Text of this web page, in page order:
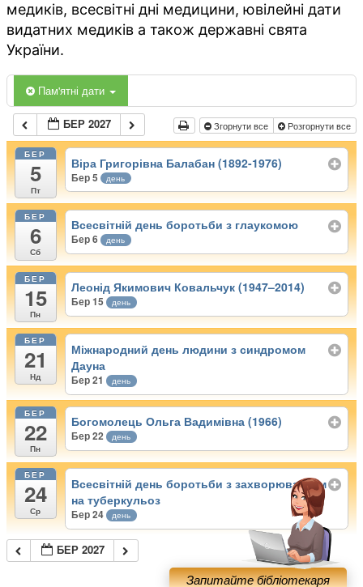
медиків, всесвітні дні медицини, ювілейні дати
видатних медиків а також державні свята
України.
Пам'ятні дати
БЕР 2027 Згорнути все Розгорнути все
БЕР
5
Пт
Віра Григорівна Балабан (1892-1976)
Бер 5 день
БЕР
6
Сб
Всесвітній день боротьби з глаукомою
Бер 6 день
БЕР
15
Пн
Леонід Якимович Ковальчук (1947–2014)
Бер 15 день
БЕР
21
Нд
Міжнародний день людини з синдромом
Дауна
Бер 21 день
БЕР
22
Пн
Богомолець Ольга Вадимівна (1966)
Бер 22 день
БЕР
24
Ср
Всесвітній день боротьби з захворюванням
на туберкульоз
Бер 24 день
БЕР 2027